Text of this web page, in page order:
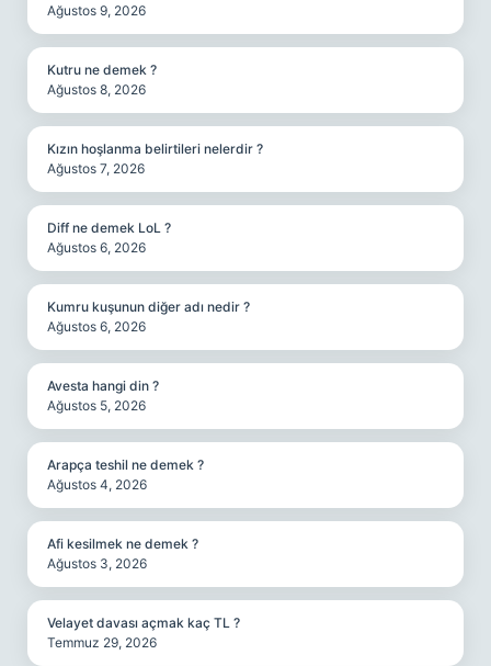
Ağustos 9, 2026
Kutru ne demek ?
Ağustos 8, 2026
Kızın hoşlanma belirtileri nelerdir ?
Ağustos 7, 2026
Diff ne demek LoL ?
Ağustos 6, 2026
Kumru kuşunun diğer adı nedir ?
Ağustos 6, 2026
Avesta hangi din ?
Ağustos 5, 2026
Arapça teshil ne demek ?
Ağustos 4, 2026
Afi kesilmek ne demek ?
Ağustos 3, 2026
Velayet davası açmak kaç TL ?
Temmuz 29, 2026